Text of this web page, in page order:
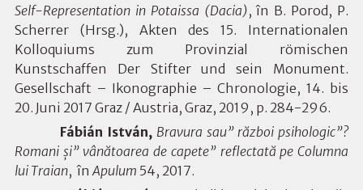
Self-Representation in Potaissa (Dacia), în B. Porod, P.
Scherrer (Hrsg.), Akten des 15. Internationalen
Kolloquiums zum Provinzial römischen
Kunstschaffen Der Stifter und sein Monument.
Gesellschaft – Ikonographie – Chronologie, 14. bis
20. Juni 2017 Graz / Austria, Graz, 2019, p. 284-296.
Fábián István, Bravura sau” război psihologic”?
Romani și” vânătoarea de capete” reflectată pe Columna
lui Traian, înApulum 54, 2017.